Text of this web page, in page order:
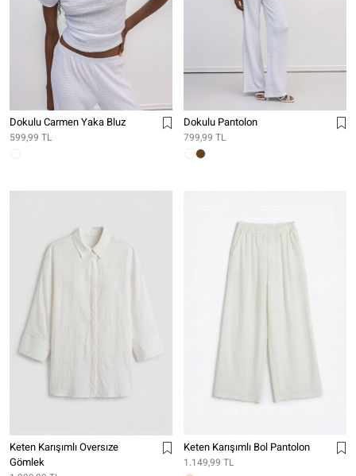
Dokulu Carmen Yaka Bluz
599,99 TL
Dokulu Pantolon
799,99 TL
Keten Karışımlı Oversıze
Gömlek
Keten Karışımlı Bol Pantolon
1.149,99 TL